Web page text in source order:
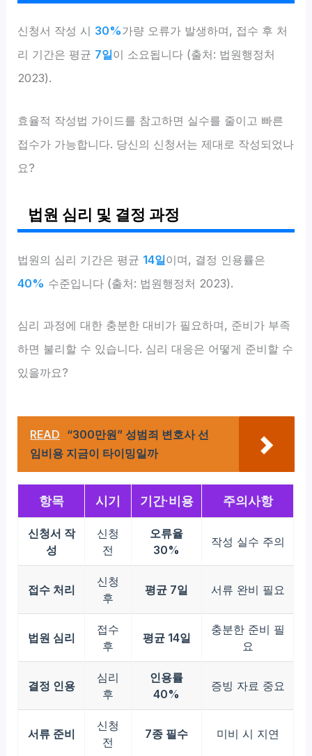
신청서 작성 시 30%가량 오류가 발생하며, 접수 후 처
리 기간은 평균 7일이 소요됩니다 (출처: 법원행정처
2023).
효율적 작성법 가이드를 참고하면 실수를 줄이고 빠른
접수가 가능합니다. 당신의 신청서는 제대로 작성되었나
요?
법원 심리 및 결정 과정
법원의 심리 기간은 평균 14일이며, 결정 인용률은
40% 수준입니다 (출처: 법원행정처 2023).
심리 과정에 대한 충분한 대비가 필요하며, 준비가 부족
하면 불리할 수 있습니다. 심리 대응은 어떻게 준비할 수
있을까요?
READ “300만원” 성범죄 변호사 선
임비용 지금이 타이밍일까
항목 시기 기간·비용 주의사항
신청서 작
성
신청
전
오류율
30%
작성 실수 주의
접수 처리
신청
후
평균 7일 서류 완비 필요
법원 심리
접수
후
평균 14일
충분한 준비 필
요
결정 인용
심리
후
인용률
40%
증빙 자료 중요
서류 준비
신청
전
7종 필수 미비 시 지연